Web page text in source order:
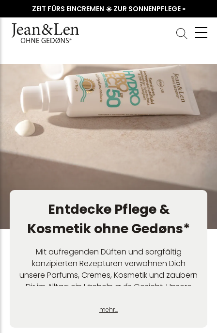
ZEIT FÜRS EINCREMEN ☀️ ZUR SONNENPFLEGE »
Entdecke Pflege &
Kosmetik ohne Gedøns*
Mit aufregenden Düften und sorgfältig
konzipierten Rezepturen verwöhnen Dich
unsere Parfums, Cremes, Kosmetik und zaubern
Dir im Alltag ein Lächeln aufs Gesicht. Unsere
Lifestyleprodukte bringen die ohne Gedøns*
mehr...